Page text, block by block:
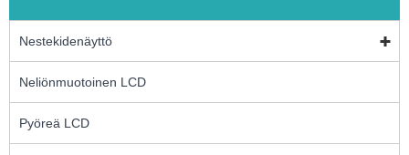
Nestekidenäyttö
Neliönmuotoinen LCD
Pyöreä LCD